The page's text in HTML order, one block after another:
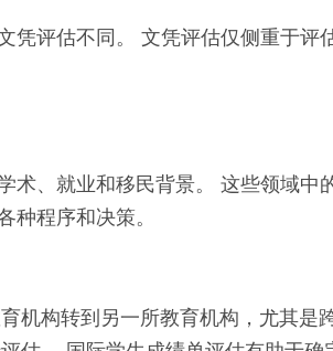
凭评估不同。 文凭评估仅侧重于评
术、就业和移民背景。 这些领域中
种程序和决策。
机构转到另一所教育机构，尤其是